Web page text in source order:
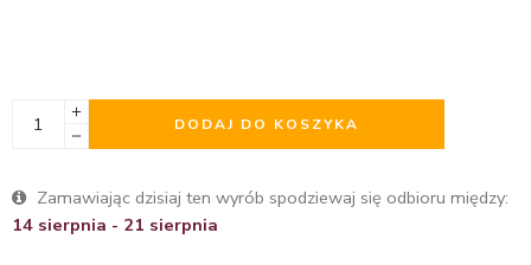
DODAJ DO KOSZYKA
Zamawiając dzisiaj ten wyrób spodziewaj się odbioru między:
14 sierpnia - 21 sierpnia